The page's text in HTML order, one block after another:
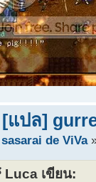
[แปล]
sasarai de ViVa
Luca เขียน: